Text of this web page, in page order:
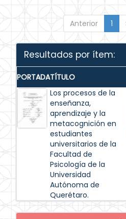
Anterior 1
Resultados por ítem:
PORTADATÍTULO
Los procesos de la
enseñanza,
aprendizaje y la
metacognición en
estudiantes
universitarios de la
Facultad de
Psicología de la
Universidad
Autónoma de
Querétaro.